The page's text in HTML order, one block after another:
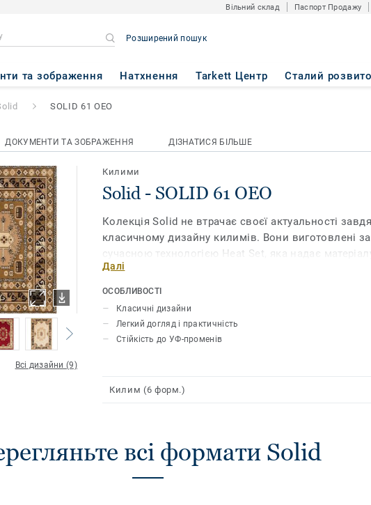
Вільний склад Паспорт Продажу
Розширений пошук
та зображення Натхнення Tarkett Центр Сталий
SOLID 61 OEO
ДОКУМЕНТИ ТА ЗОБРАЖЕННЯ ДІЗНАТИСЯ БІЛЬШЕ
Всі дизайни (9)
Килими
Solid - SOLID 61 OEO
Колекція Solid не втрачає своєї актуальності
класичному дизайну килимів. Вони виготовлені за
сучасною технологією Heat Set, яка надає матеріалу
максимальної схожості з натуральною вовною і
поверхню м'якою та приємною на дотик. Килими,
з прядива Heat Set, стійкі до ультрафіолетових
невибагливі в догляді.
Далі
ОСОБЛИВОСТІ
Класичні дизайни
Легкий догляд і практичність
Стійкість до УФ-променів
Килим (6 форм.)
всі формати Solid